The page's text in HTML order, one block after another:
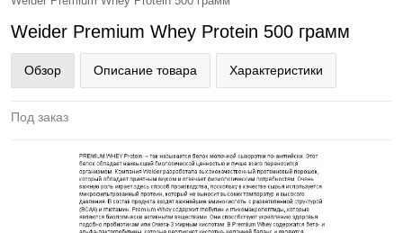
Weider Premium Whey Protein 500 грамм
Обзор Описание товара Характеристики
Под заказ